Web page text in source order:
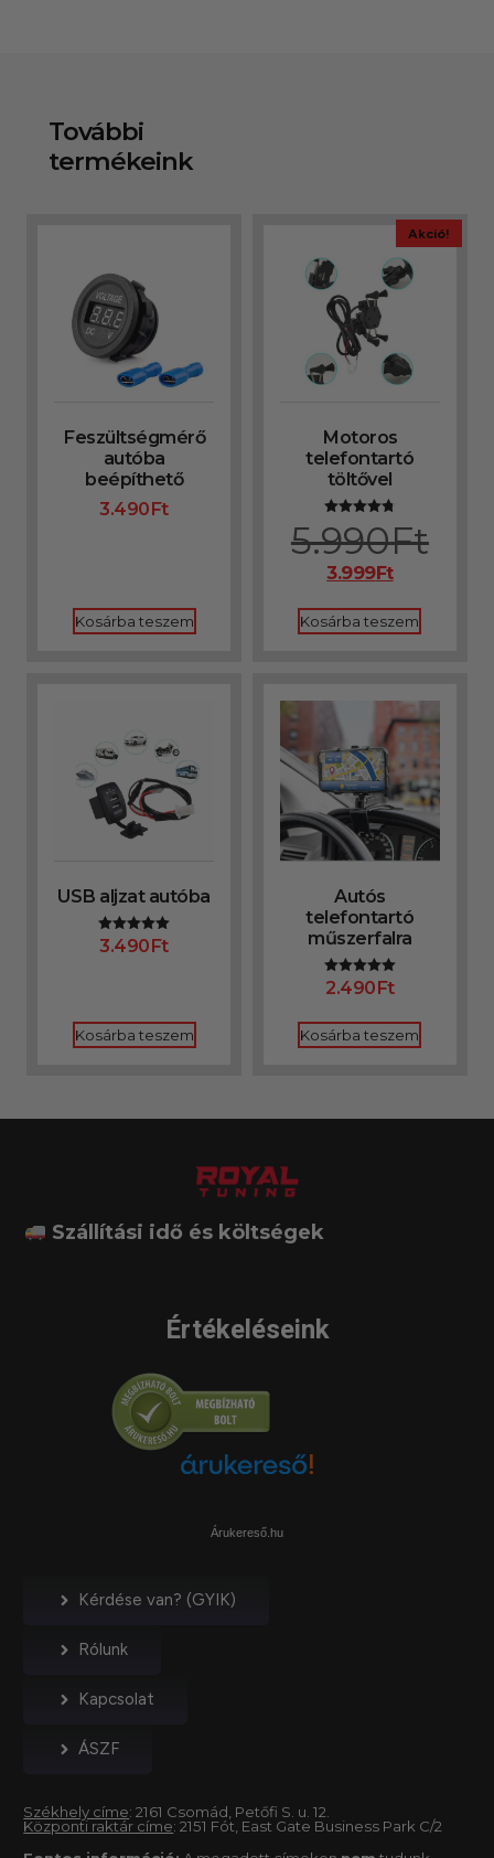
További
termékeink
Feszültségmérő
autóba
beépíthető
3.490Ft
Kosárba teszem
Akció!
Motoros
telefontartó
töltővel
Értékelés:
4.75
/ 5
5.990Ft
3.999Ft
Kosárba teszem
USB aljzat autóba
Értékelés:
5.00
3.490Ft
Kosárba teszem
Autós
telefontartó
műszerfalra
Értékelés:
5.00
2.490Ft
Kosárba teszem
Szállítási idő és költségek
Értékeléseink
Árukereső.hu
Kérdése van? (GYIK)
Rólunk
Kapcsolat
ÁSZF
Székhely címe: 2161 Csomád, Petőfi S. u. 12.
Központi raktár címe: 2151 Fót, East Gate Business Park C/2